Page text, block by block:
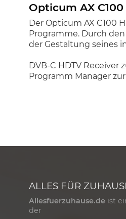
Opticum AX C100
Der Opticum AX C100
Programme. Durch
der Gestaltung seines
DVB-C HDTV
Programm Manager
ALLES FÜR
Allesfuerzuhause.de ist
der